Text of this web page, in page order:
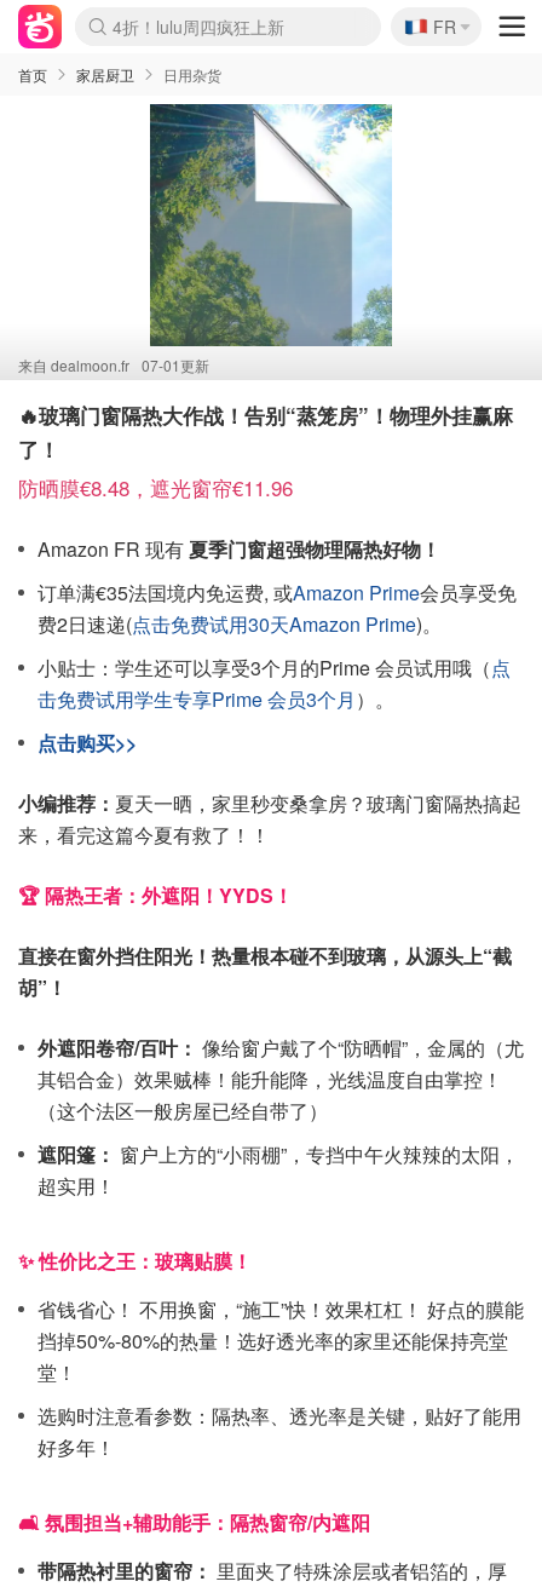
Boticinal 夏促开抢！
4折！lulu周四疯狂上新
还没结束！&OtherStories大促
Joybuy变相75折 随时失效
速领！Stanley独家85折
疑似霸哥！Camper额外叠85折
Zalando 奥莱闪促！每日更新
Moncler反季囤！5折起+叠9折
Coach Brooklyn仅€192
🇫🇷
FR
首页 家居厨卫 日用杂货
来自 dealmoon.fr 07-01更新
🔥玻璃门窗隔热大作战！告别“蒸笼房”！物理外挂赢麻
了！
防晒膜€8.48，遮光窗帘€11.96
Amazon FR 现有夏季门窗超强物理隔热好物！
订单满€35法国境内免运费, 或Amazon Prime会员享受免
费2日速递(点击免费试用30天Amazon Prime)。
小贴士：学生还可以享受3个月的Prime 会员试用哦（点
击免费试用学生专享Prime 会员3个月 ）。
点击购买>>
小编推荐： 夏天一晒，家里秒变桑拿房？玻璃门窗隔热搞起
来，看完这篇今夏有救了！！
🏆 隔热王者：外遮阳！YYDS！
直接在窗外挡住阳光！热量根本碰不到玻璃，从源头上“截
胡”！
外遮阳卷帘/百叶： 像给窗户戴了个“防晒帽”，金属的（尤
其铝合金）效果贼棒！能升能降，光线温度自由掌控！
（这个法区一般房屋已经自带了）
遮阳篷： 窗户上方的“小雨棚”，专挡中午火辣辣的太阳，
超实用！
✨ 性价比之王：玻璃贴膜！
省钱省心！ 不用换窗，“施工”快！效果杠杠！ 好点的膜能
挡掉50%-80%的热量！选好透光率的家里还能保持亮堂
堂！
选购时注意看参数：隔热率、透光率是关键，贴好了能用
好多年！
🛋️ 氛围担当+辅助能手：隔热窗帘/内遮阳
带隔热衬里的窗帘： 里面夹了特殊涂层或者铝箔的，厚